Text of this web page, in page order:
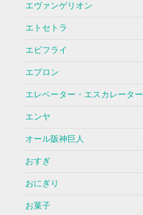
エヴァンゲリオン
エトセトラ
エビフライ
エプロン
エレベーター・エスカレーター
エンヤ
オール阪神巨人
おすぎ
おにぎり
お菓子